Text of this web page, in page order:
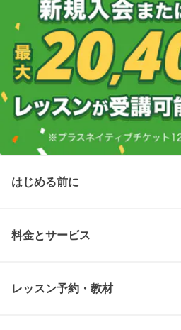
はじめる前に
料金とサービス
レッスン予約・教材